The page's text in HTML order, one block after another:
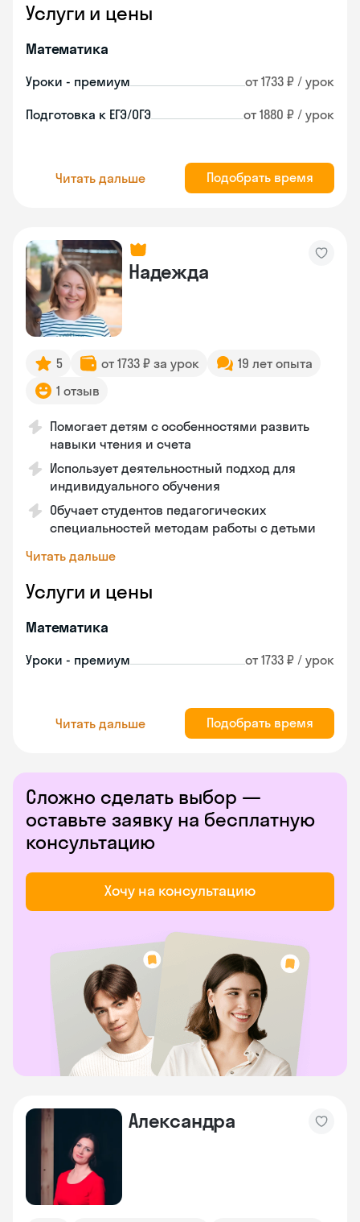
Услуги и цены
Математика
Уроки - премиум от 1733 ₽ / урок
Подготовка к ЕГЭ/ОГЭ от 1880 ₽ / урок
Читать дальше Подобрать время
Надежда
5 от 1733 ₽ за урок
19 лет опыта
1 отзыв
Помогает детям с особенностями развить
навыки чтения и счета
Использует деятельностный подход для
индивидуального обучения
Обучает студентов педагогических
специальностей методам работы с детьми
Читать дальше
Услуги и цены
Математика
Уроки - премиум от 1733 ₽ / урок
Читать дальше Подобрать время
Сложно сделать выбор —
оставьте заявку на бесплатную
консультацию
Хочу на консультацию
Александра